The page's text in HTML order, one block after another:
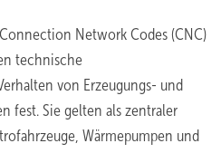
Network Codes (CNC)
technische
von Erzeugungs- und
fest. Sie gelten als zentraler
Wärmepumpen und